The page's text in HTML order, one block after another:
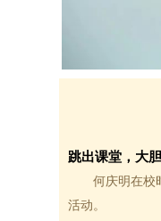
跳出课堂，大
何庆明在校
活动。